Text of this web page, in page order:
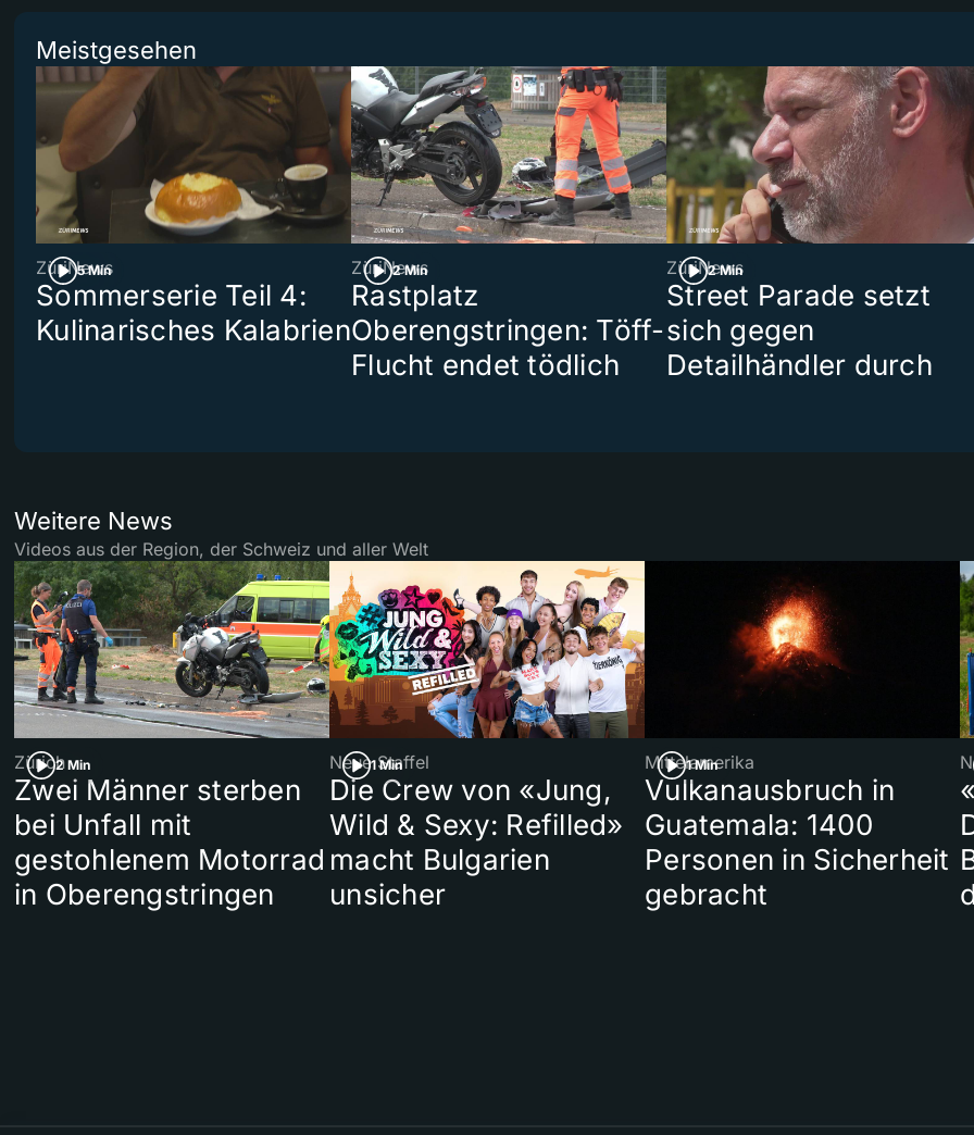
Meistgesehen
5 Min
ZüriNews
Sommerserie Teil 4:
Kulinarisches Kalabrien
2 Min
ZüriNews
Rastplatz
Oberengstringen: Töff-
Flucht endet tödlich
2 Min
ZüriNews
Street Parade setzt
sich gegen
Detailhändler durch
Weitere News
Videos aus der Region, der Schweiz und aller Welt
2 Min
Zürich
Zwei Männer sterben
bei Unfall mit
gestohlenem Motorrad
in Oberengstringen
1 Min
Neue Staffel
Die Crew von «Jung,
Wild & Sexy: Refilled»
macht Bulgarien
unsicher
1 Min
Mittelamerika
Vulkanausbruch in
Guatemala: 1400
Personen in Sicherheit
gebracht